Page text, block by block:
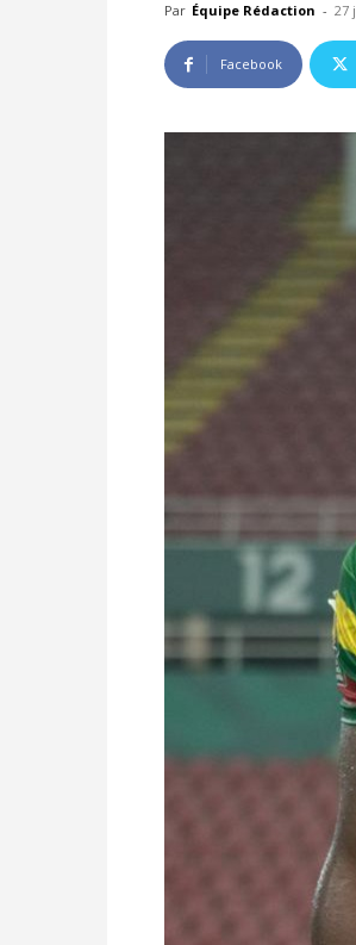
Par Équipe Rédaction - 27
Facebook